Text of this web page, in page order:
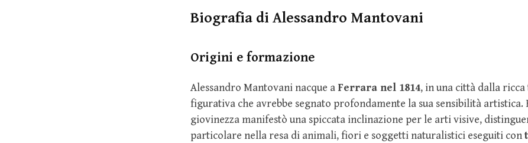
Biografia di Alessandro Mantovani
Origini e formazione
Alessandro Mantovani nacque aFerrara nel 1814, in una città dalla
figurativa che avrebbe segnato profondamente la sua sensibilità artistica.
giovinezza manifestò una spiccata inclinazione per le arti visive,
particolare nella resa di animali, fiori e soggetti naturalistici eseguiti con